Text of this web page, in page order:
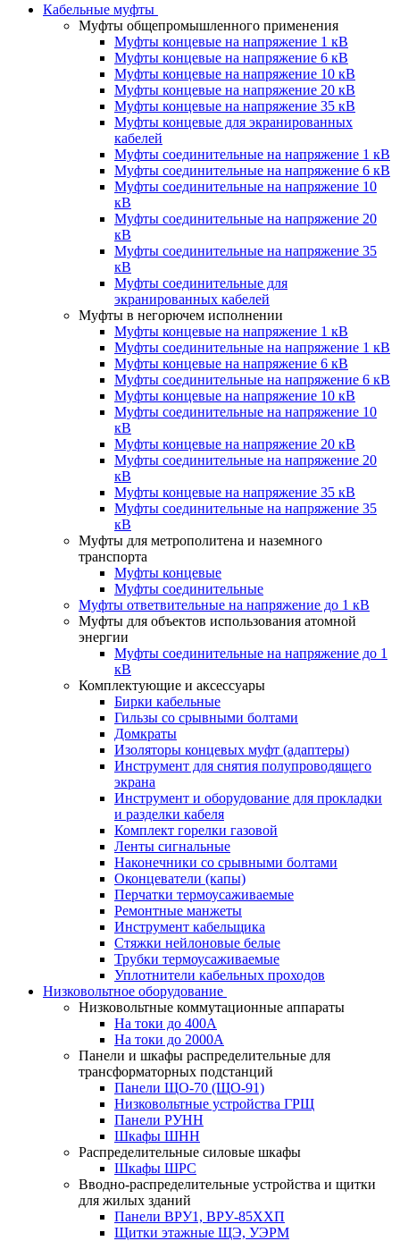
Кабельные муфты
Муфты общепромышленного применения
Муфты концевые на напряжение 1 кВ
Муфты концевые на напряжение 6 кВ
Муфты концевые на напряжение 10 кВ
Муфты концевые на напряжение 20 кВ
Муфты концевые на напряжение 35 кВ
Муфты концевые для экранированных
кабелей
Муфты соединительные на напряжение 1 кВ
Муфты соединительные на напряжение 6 кВ
Муфты соединительные на напряжение 10
кВ
Муфты соединительные на напряжение 20
кВ
Муфты соединительные на напряжение 35
кВ
Муфты соединительные для
экранированных кабелей
Муфты в негорючем исполнении
Муфты концевые на напряжение 1 кВ
Муфты соединительные на напряжение 1 кВ
Муфты концевые на напряжение 6 кВ
Муфты соединительные на напряжение 6 кВ
Муфты концевые на напряжение 10 кВ
Муфты соединительные на напряжение 10
кВ
Муфты концевые на напряжение 20 кВ
Муфты соединительные на напряжение 20
кВ
Муфты концевые на напряжение 35 кВ
Муфты соединительные на напряжение 35
кВ
Муфты для метрополитена и наземного
транспорта
Муфты концевые
Муфты соединительные
Муфты ответвительные на напряжение до 1 кВ
Муфты для объектов использования атомной
энергии
Муфты соединительные на напряжение до 1
кВ
Комплектующие и аксессуары
Бирки кабельные
Гильзы со срывными болтами
Домкраты
Изоляторы концевых муфт (адаптеры)
Инструмент для снятия полупроводящего
экрана
Инструмент и оборудование для прокладки
и разделки кабеля
Комплект горелки газовой
Ленты сигнальные
Наконечники со срывными болтами
Оконцеватели (капы)
Перчатки термоусаживаемые
Ремонтные манжеты
Инструмент кабельщика
Стяжки нейлоновые белые
Трубки термоусаживаемые
Уплотнители кабельных проходов
Низковольтное оборудование
Низковольтные коммутационные аппараты
На токи до 400А
На токи до 2000А
Панели и шкафы распределительные для
трансформаторных подстанций
Панели ЩО-70 (ЩО-91)
Низковольтные устройства ГРЩ
Панели РУНН
Шкафы ШНН
Распределительные силовые шкафы
Шкафы ШРС
Вводно-распределительные устройства и щитки
для жилых зданий
Панели ВРУ1, ВРУ-85ХХП
Щитки этажные ЩЭ, УЭРМ